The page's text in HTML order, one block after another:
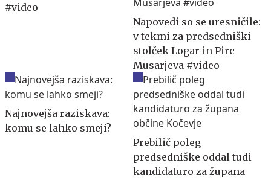
#video
Napovedi so se uresničile:
v tekmi za predsedniški
stolček Logar in Pirc
Musarjeva #video
Najnovejša raziskava:
komu se lahko smeji?
Prebilič poleg
predsedniške oddal tudi
kandidaturo za župana